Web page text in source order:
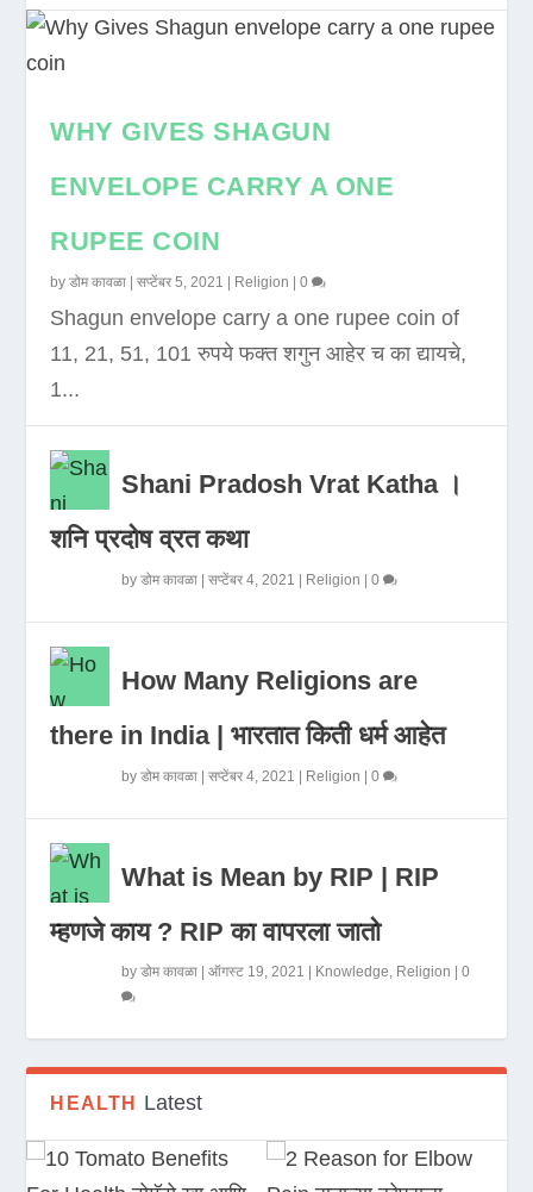
WHY GIVES SHAGUN
ENVELOPE CARRY A ONE
RUPEE COIN
byडोम कावळा |सप्टेंबर 5, 2021 Religion |0
Shagun envelope carry a one rupee coin of
11, 21, 51, 101 रुपये फक्त शगुन आहेर च का द्यायचे,
1...
Shani Pradosh Vrat Katha ।
शनि प्रदोष व्रत कथा
byडोम कावळा |सप्टेंबर 4, 2021 Religion |0
How Many Religions are
there in India | भारतात किती धर्म आहेत
byडोम कावळा |सप्टेंबर 4, 2021 Religion |0
What is Mean by RIP | RIP
म्हणजे काय ? RIP का वापरला जातो
byडोम कावळा |ऑगस्ट 19, 2021 Knowledge, Religion |0
HEALTH Latest